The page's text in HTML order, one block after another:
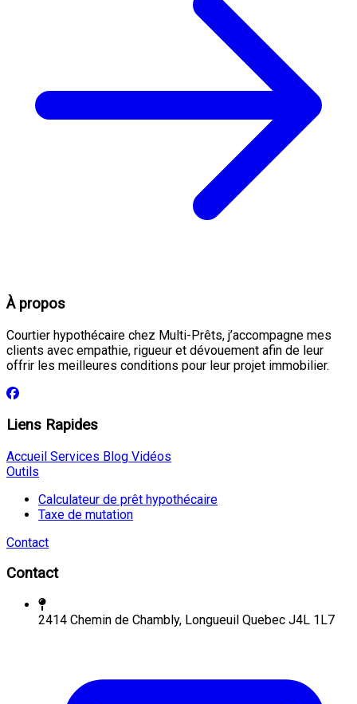
À propos
Courtier hypothécaire chez Multi-Prêts, j’accompagne mes
clients avec empathie, rigueur et dévouement afin de leur
offrir les meilleures conditions pour leur projet immobilier.
Liens Rapides
Accueil Services Blog Vidéos
Outils
Calculateur de prêt hypothécaire
Taxe de mutation
Contact
Contact
2414 Chemin de Chambly, Longueuil Quebec J4L 1L7